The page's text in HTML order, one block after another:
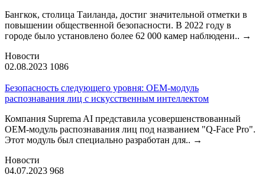
Бангкок, столица Таиланда, достиг значительной отметки в
повышении общественной безопасности. В 2022 году в
городе было установлено более 62 000 камер наблюдени.. →
Новости
02.08.2023 1086
Безопасность следующего уровня: OEM-модуль
распознавания лиц с искусственным интеллектом
Компания Suprema AI представила усовершенствованный
OEM-модуль распознавания лиц под названием "Q-Face Pro".
Этот модуль был специально разработан для.. →
Новости
04.07.2023 968